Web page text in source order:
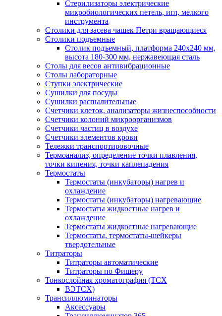
Стерилизаторы электрические
микробиологических петель, игл, мелкого
инструмента
Столики для засева чашек Петри вращающиеся
Столики подъемные
Столик подъемный, платформа 240х240 мм,
высота 180-300 мм, нержавеющая сталь
Столы для весов антивибрационные
Столы лабораторные
Ступки электрические
Сушилки для посуды
Сушилки распылительные
Счетчики клеток, анализаторы жизнеспособности
Счетчики колоний микроорганизмов
Счетчики частиц в воздухе
Счетчики элементов крови
Тележки транспортировочные
Термоанализ, определение точки плавления,
точки кипения, точки каплепадения
Термостаты
Термостаты (инкубаторы) нагрев и
охлаждение
Термостаты (инкубаторы) нагревающие
Термостаты жидкостные нагрев и
охлаждение
Термостаты жидкостные нагревающие
Термостаты, термостаты-шейкеры
твердотельные
Титраторы
Титраторы автоматические
Титраторы по Фишеру
Тонкослойная хроматография (ТСХ
ВЭТСХ)
Трансиллюминаторы
Аксессуары